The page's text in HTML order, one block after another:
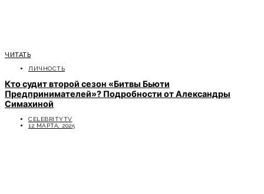
ЧИТАТЬ
ЛИЧНОСТЬ
Кто судит второй сезон «Битвы Бьюти
Предпринимателей»? Подробности от Александры
Симахиной
CELEBRITYTV
12 МАРТА, 2025